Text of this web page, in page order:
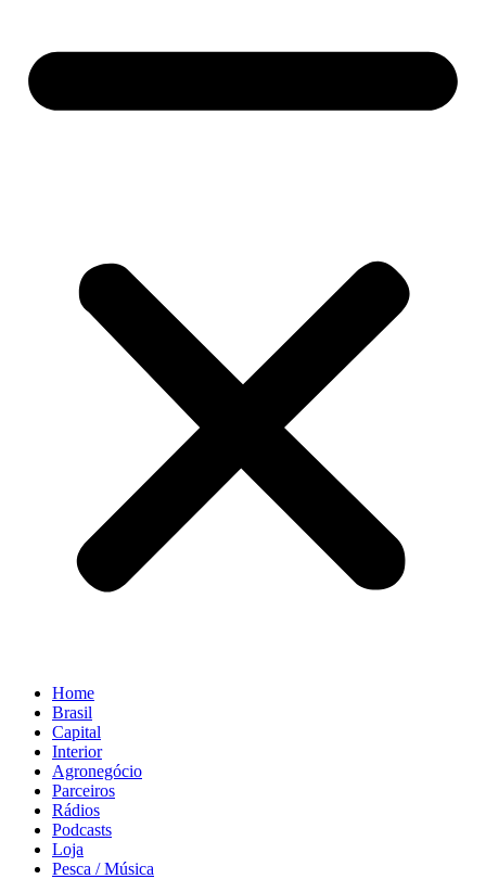
Home
Brasil
Capital
Interior
Agronegócio
Parceiros
Rádios
Podcasts
Loja
Pesca / Música